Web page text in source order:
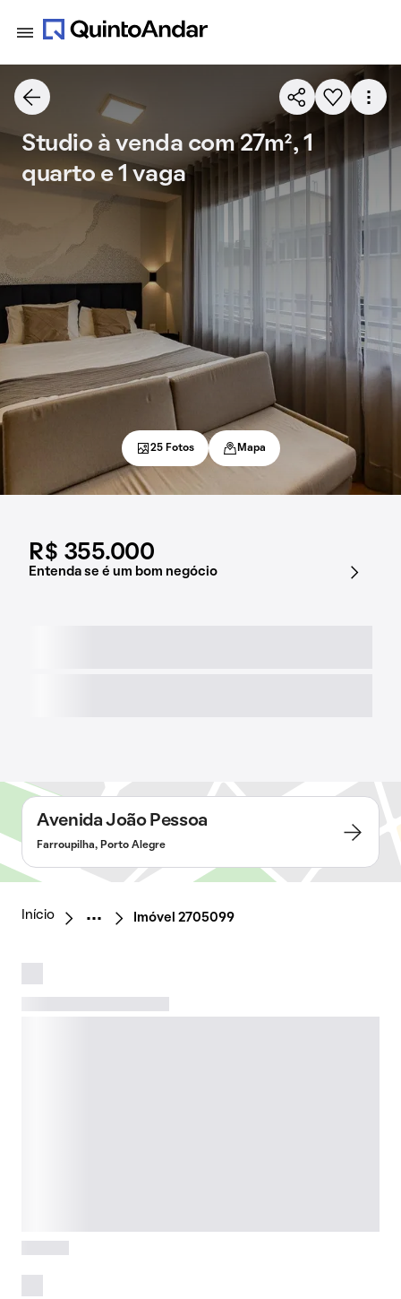
R$ 355.000
Entenda se é um bom negócio
Studio à venda com 27m², 1
quarto e 1 vaga
25 Fotos Mapa
Avenida João Pessoa
Farroupilha, Porto Alegre
Início Imóvel 2705099